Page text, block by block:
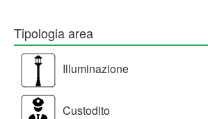
Tipologia area
Illuminazione
Custodito